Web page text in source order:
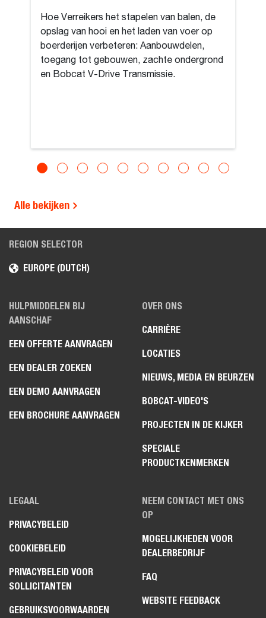
Hoe Verreikers het stapelen van balen, de
opslag van hooi en het laden van voer op
boerderijen verbeteren: Aanbouwdelen,
toegang tot gebouwen, zachte ondergrond
en Bobcat V-Drive Transmissie.
Alle bekijken
REGION SELECTOR
EUROPE (DUTCH)
HULPMIDDELEN BIJ
AANSCHAF
EEN OFFERTE AANVRAGEN
EEN DEALER ZOEKEN
EEN DEMO AANVRAGEN
EEN BROCHURE AANVRAGEN
OVER ONS
CARRIÈRE
LOCATIES
NIEUWS, MEDIA EN BEURZEN
BOBCAT-VIDEO'S
PROJECTEN IN DE KIJKER
SPECIALE
PRODUCTKENMERKEN
LEGAAL
PRIVACYBELEID
COOKIEBELEID
PRIVACYBELEID VOOR
SOLLICITANTEN
GEBRUIKSVOORWAARDEN
NEEM CONTACT MET ONS
OP
MOGELIJKHEDEN VOOR
DEALERBEDRIJF
FAQ
WEBSITE FEEDBACK